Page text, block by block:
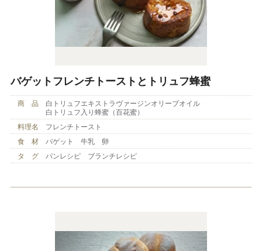
バゲットフレンチトーストとトリュフ蜂蜜
商 品
白トリュフエキストラヴァージンオリーブオイル
白トリュフ入り蜂蜜（百花蜜）
料理名
フレンチトースト
食 材
バゲット 牛乳 卵
タ グ
パンレシピ ブランチレシピ